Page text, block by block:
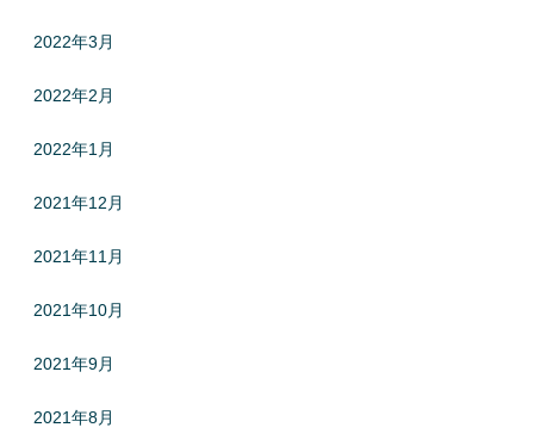
2022年3月
2022年2月
2022年1月
2021年12月
2021年11月
2021年10月
2021年9月
2021年8月